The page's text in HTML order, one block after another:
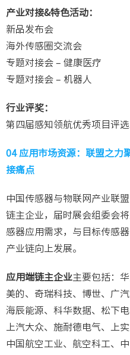
产业对接&特色活动：
新品发布会
海外传感圈交流会
专题对接会 – 健康医疗
专题对接会 – 机器人
行业评奖：
第四届感知领航优秀项目评
04 应用市场资源：联盟之力
接痛点
中国传感器与物联网产业联
链主企业，届时展会组委会
感器应用需求，与目标传感
产业链向上发展。
应用端链主企业主要包括：
美的、奇瑞科技、博世、广
海辰能源、科华数据、松下
上汽大众、施耐德电气、上
中国航空工业、航空科工、